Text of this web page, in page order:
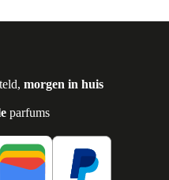
morgen in huis
parfums